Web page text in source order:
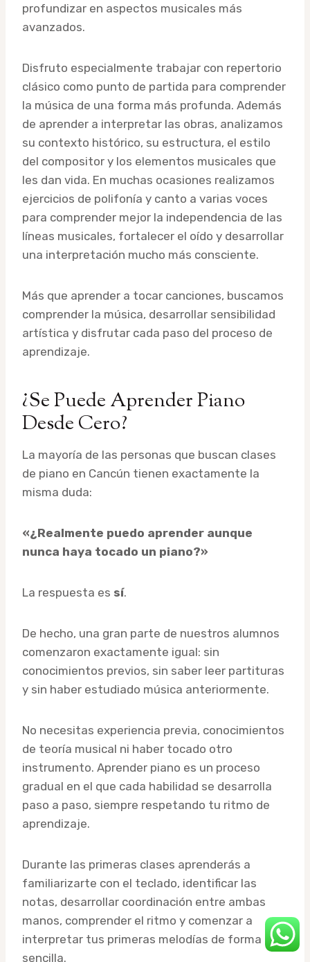
profundizar en aspectos musicales más
avanzados.
Disfruto especialmente trabajar con repertorio
clásico como punto de partida para comprender
la música de una forma más profunda. Además
de aprender a interpretar las obras, analizamos
su contexto histórico, su estructura, el estilo
del compositor y los elementos musicales que
les dan vida. En muchas ocasiones realizamos
ejercicios de polifonía y canto a varias voces
para comprender mejor la independencia de las
líneas musicales, fortalecer el oído y desarrollar
una interpretación mucho más consciente.
Más que aprender a tocar canciones, buscamos
comprender la música, desarrollar sensibilidad
artística y disfrutar cada paso del proceso de
aprendizaje.
¿Se Puede Aprender Piano
Desde Cero?
La mayoría de las personas que buscan clases
de piano en Cancún tienen exactamente la
misma duda:
«¿Realmente puedo aprender aunque
nunca haya tocado un piano?»
La respuesta es sí.
De hecho, una gran parte de nuestros alumnos
comenzaron exactamente igual: sin
conocimientos previos, sin saber leer partituras
y sin haber estudiado música anteriormente.
No necesitas experiencia previa, conocimientos
de teoría musical ni haber tocado otro
instrumento. Aprender piano es un proceso
gradual en el que cada habilidad se desarrolla
paso a paso, siempre respetando tu ritmo de
aprendizaje.
Durante las primeras clases aprenderás a
familiarizarte con el teclado, identificar las
notas, desarrollar coordinación entre ambas
manos, comprender el ritmo y comenzar a
interpretar tus primeras melodías de forma
sencilla.